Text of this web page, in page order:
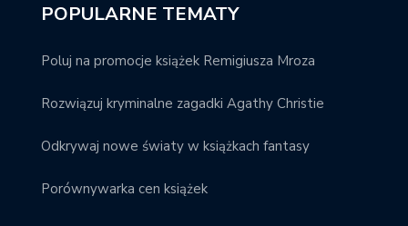
POPULARNE TEMATY
Poluj na promocje książek Remigiusza Mroza
Rozwiązuj kryminalne zagadki Agathy Christie
Odkrywaj nowe światy w książkach fantasy
Porównywarka cen książek